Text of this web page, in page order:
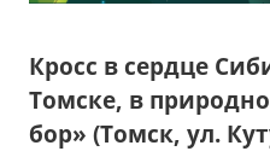
Кросс в сердце
Томске, в
бор» (Томск, ул.